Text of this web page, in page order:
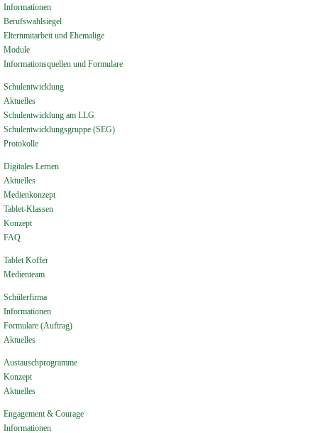
Informationen
Berufswahlsiegel
Elternmitarbeit und Ehemalige
Module
Informationsquellen und Formulare
Schulentwicklung
Aktuelles
Schulentwicklung am LLG
Schulentwicklungsgruppe (SEG)
Protokolle
Digitales Lernen
Aktuelles
Medienkonzept
Tablet-Klassen
Konzept
FAQ
Tablet Koffer
Medienteam
Schülerfirma
Informationen
Formulare (Auftrag)
Aktuelles
Austauschprogramme
Konzept
Aktuelles
Engagement & Courage
Informationen